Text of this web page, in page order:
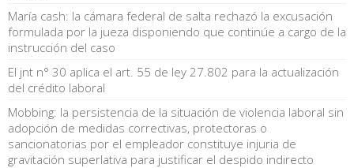
María cash: la cámara federal de salta rechazó la excusación
formulada por la jueza disponiendo que continúe a cargo de la
instrucción del caso
El jnt n° 30 aplica el art. 55 de ley 27.802 para la actualización
del crédito laboral
Mobbing: la persistencia de la situación de violencia laboral sin
adopción de medidas correctivas, protectoras o
sancionatorias por el empleador constituye injuria de
gravitación superlativa para justificar el despido indirecto